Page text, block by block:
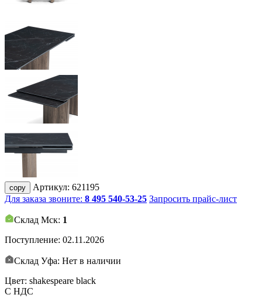
copy Артикул: 621195
Для заказа звоните: 8 495 540-53-25 Запросить прайс-лист
Склад Мск: 1
Поступление: 02.11.2026
Склад Уфа: Нет в наличии
Цвет: shakespeare black
С НДС